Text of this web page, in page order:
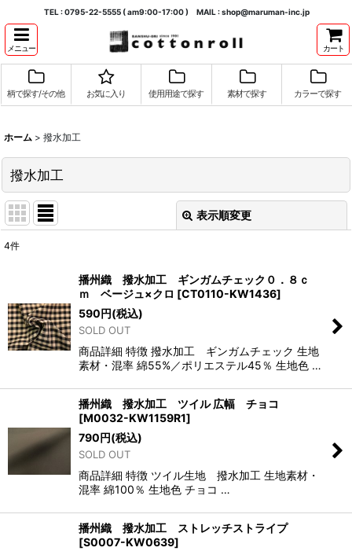
TEL : 0795-22-5555 ( am9:00-17:00 ) MAIL : shop@maruman-inc.jp
メニュー カート
柄で探す/その他 お気に入り 使用用途で探す 素材で探す カラーで探す
ホーム > 撥水加工
撥水加工
表示順変更
並び順:
絞り込む
4件
播州織 撥水加工 ギンガムチェック０．８ｃ
ｍ ベージュ×クロ [CT0110-KW1436]
590円(税込)
SOLD OUT
商品詳細 特徴 撥水加工 ギンガムチェック 生地
素材・混率 綿55%／ポリエステル45％ 生地色 …
播州織 撥水加工 ツイル 広幅 チョコ
[M0032-KW1159R1]
790円(税込)
SOLD OUT
商品詳細 特徴 ツイル生地 撥水加工 生地素材・
混率 綿100％ 生地色 チョコ …
播州織 撥水加工 ストレッチストライプ
[S0007-KW0639]